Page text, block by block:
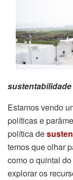
Estamos vendo
políticas e
política de
temos que olhar
como o quintal
explorar os